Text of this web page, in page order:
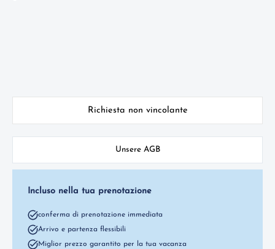
Richiesta non vincolante
Unsere AGB
Incluso nella tua prenotazione
conferma di prenotazione immediata
Arrivo e partenza flessibili
Miglior prezzo garantito per la tua vacanza